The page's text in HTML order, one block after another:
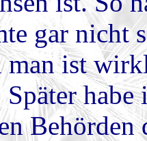
gar nicht
man ist